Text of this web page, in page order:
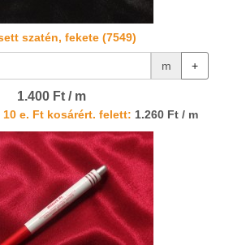
szatén, fekete (7549)
m +
1.400 Ft / m
10 e. Ft kosárért. felett: 1.260 Ft / m